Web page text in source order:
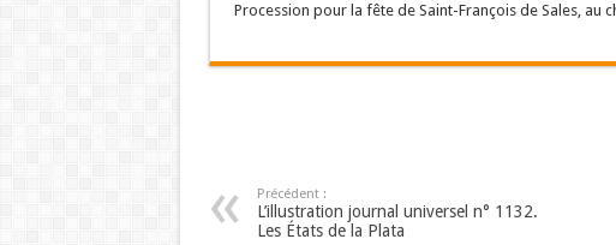
Procession pour la fête de Saint-François de Sales, au
Précédent :
L’illustration journal universel n° 1132.
Les États de la Plata